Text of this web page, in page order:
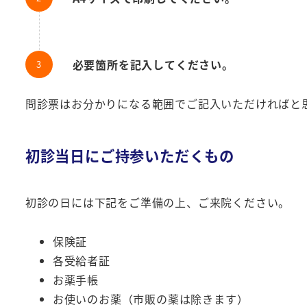
必要箇所を記入してください。
問診票はお分かりになる範囲でご記入いただければと
初診当日にご持参いただくもの
初診の日には下記をご準備の上、ご来院ください。
保険証
各受給者証
お薬手帳
お使いのお薬（市販の薬は除きます）